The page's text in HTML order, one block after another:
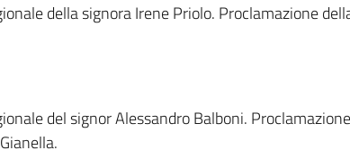
della signora Irene Priolo. Proclamazione
del signor Alessandro Balboni.